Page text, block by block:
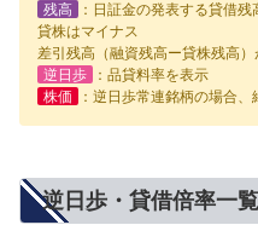
残高
：日証金の発表する貸借
貸株はマイナス
差引残高（融資残高ー貸株残高
逆日歩
：品貸料率を表示
株価
：逆日歩常連銘柄の場合
逆日歩・貸借倍率一